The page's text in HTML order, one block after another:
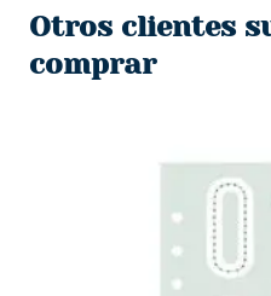
era:
$567.
es:
$120.
Otros clientes
comprar